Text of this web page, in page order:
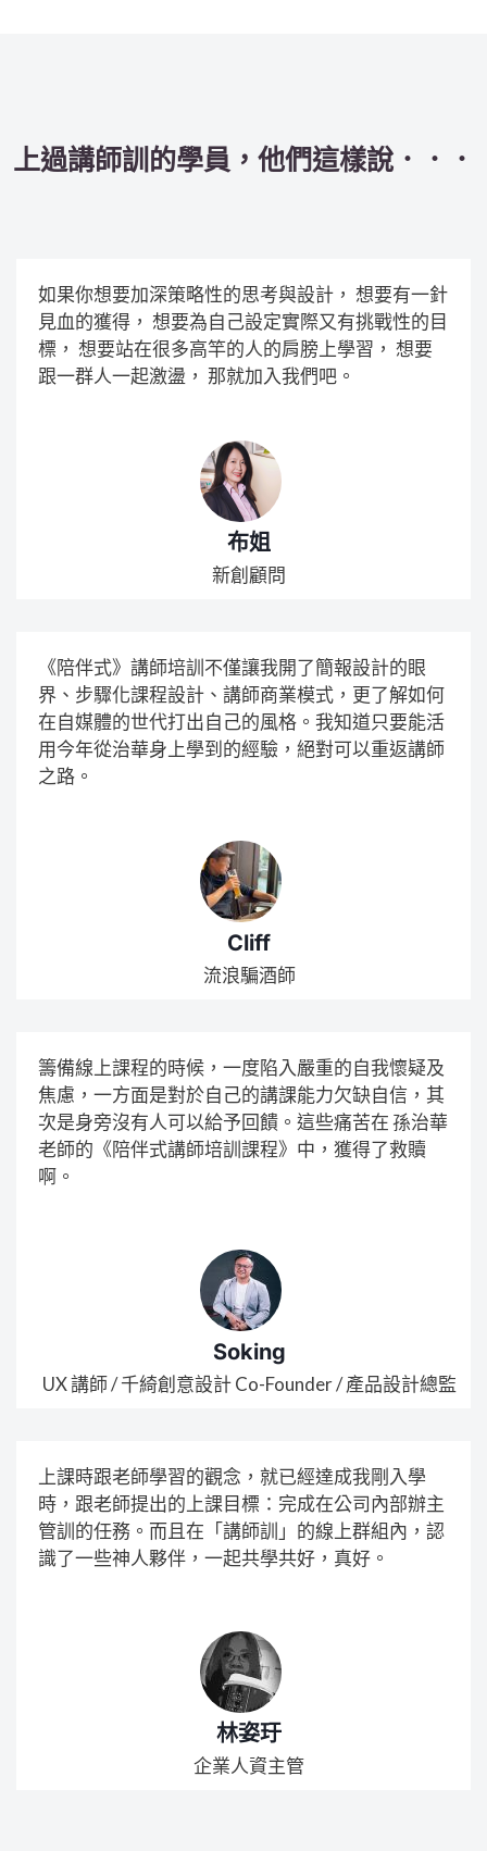
上過講師訓的學員，他們這樣說．．．
如果你想要加深策略性的思考與設計， 想要有一針
見血的獲得， 想要為自己設定實際又有挑戰性的目
標， 想要站在很多高竿的人的肩膀上學習， 想要
跟一群人一起激盪， 那就加入我們吧。
布姐
新創顧問
《陪伴式》講師培訓不僅讓我開了簡報設計的眼
界、步驟化課程設計、講師商業模式，更了解如何
在自媒體的世代打出自己的風格。我知道只要能活
用今年從治華身上學到的經驗，絕對可以重返講師
之路。
Cliff
流浪騙酒師
籌備線上課程的時候，一度陷入嚴重的自我懷疑及
焦慮，一方面是對於自己的講課能力欠缺自信，其
次是身旁沒有人可以給予回饋。這些痛苦在 孫治華
老師的《陪伴式講師培訓課程》中，獲得了救贖
啊。
Soking
UX 講師 / 千綺創意設計 Co-Founder / 產品設計總監
上課時跟老師學習的觀念，就已經達成我剛入學
時，跟老師提出的上課目標：完成在公司內部辦主
管訓的任務。而且在「講師訓」的線上群組內，認
識了一些神人夥伴，一起共學共好，真好。
林姿玗
企業人資主管